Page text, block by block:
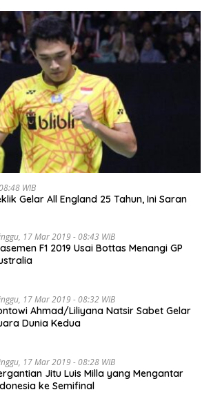
WIB
Gelar All England 25 Tahun, Ini Saran
17 Mar 2019 - 08:43 WIB
F1 2019 Usai Bottas Menangi GP
17 Mar 2019 - 08:32 WIB
Ahmad/Liliyana Natsir Sabet Gelar
Dunia Kedua
17 Mar 2019 - 08:28 WIB
Jitu Luis Milla yang Mengantar
ke Semifinal